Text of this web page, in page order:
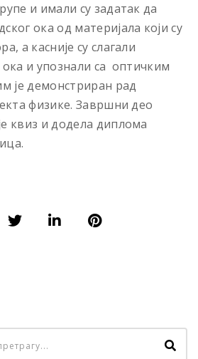
и имали су задатак да
ока од материјала који су
а касније су слагали
ока и упознали са оптичким
је демонстриран рад
физике. Завршни део
квиз и додела диплома